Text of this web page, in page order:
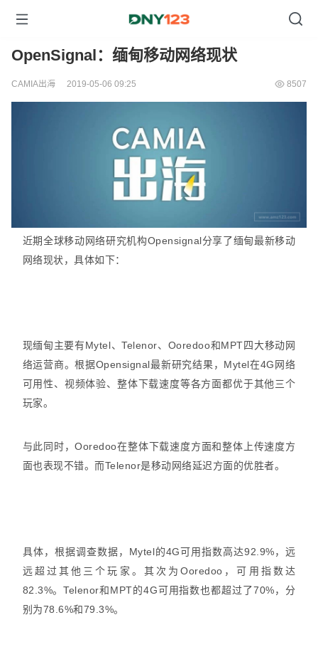
OpenSignal：缅甸移动网络现状
CAMIA出海 2019-05-06 09:25 8507
近期全球移动网络研究机构Opensignal分享了缅甸最新移动
网络现状，具体如下：
现缅甸主要有Mytel、Telenor、Ooredoo和MPT四大移动网
络运营商。根据Opensignal最新研究结果，Mytel在4G网络
可用性、视频体验、整体下载速度等各方面都优于其他三个
玩家。
与此同时，Ooredoo在整体下载速度方面和整体上传速度方
面也表现不错。而Telenor是移动网络延迟方面的优胜者。
具体，根据调查数据，Mytel的4G可用指数高达92.9%，远
远超过其他三个玩家。其次为Ooredoo，可用指数达
82.3%。Telenor和MPT的4G可用指数也都超过了70%，分
别为78.6%和79.3%。